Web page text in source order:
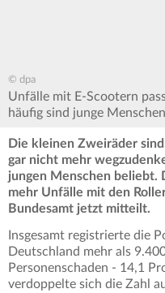
© dpa
Unfälle mit E-Scootern
häufig sind junge
Die kleinen Zweiräder
gar nicht mehr
jungen Menschen beliebt.
mehr Unfälle mit den
Bundesamt jetzt mitteilt.
Insgesamt registrierte die
Deutschland mehr als
Personenschaden - 14,1
verdoppelte sich die Zahl